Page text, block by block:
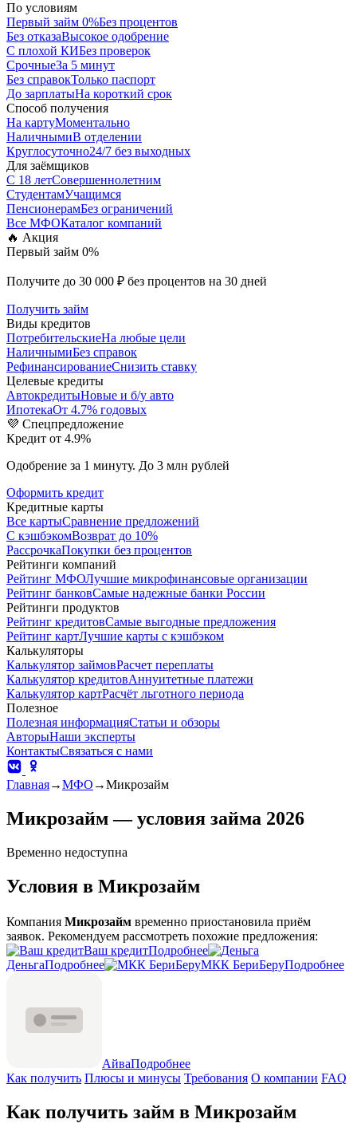
По условиям
Первый займ 0%Без процентов
Без отказаВысокое одобрение
С плохой КИБез проверок
СрочныеЗа 5 минут
Без справокТолько паспорт
До зарплатыНа короткий срок
Способ получения
На картуМоментально
НаличнымиВ отделении
Круглосуточно24/7 без выходных
Для заёмщиков
С 18 летСовершеннолетним
СтудентамУчащимся
ПенсионерамБез ограничений
Все МФОКаталог компаний
🔥 Акция
Первый займ 0%
Получите до 30 000 ₽ без процентов на 30 дней
Получить займ
Виды кредитов
ПотребительскиеНа любые цели
НаличнымиБез справок
РефинансированиеСнизить ставку
Целевые кредиты
АвтокредитыНовые и б/у авто
ИпотекаОт 4.7% годовых
💜 Спецпредложение
Кредит от 4.9%
Одобрение за 1 минуту. До 3 млн рублей
Оформить кредит
Кредитные карты
Все картыСравнение предложений
С кэшбэкомВозврат до 10%
РассрочкаПокупки без процентов
Рейтинги компаний
Рейтинг МФОЛучшие микрофинансовые организации
Рейтинг банковСамые надежные банки России
Рейтинги продуктов
Рейтинг кредитовСамые выгодные предложения
Рейтинг картЛучшие карты с кэшбэком
Калькуляторы
Калькулятор займовРасчет переплаты
Калькулятор кредитовАннуитетные платежи
Калькулятор картРасчёт льготного периода
Полезное
Полезная информацияСтатьи и обзоры
АвторыНаши эксперты
КонтактыСвязаться с нами
Главная→МФО →Микрозайм
Микрозайм — условия займа 2026
Временно недоступна
Условия в Микрозайм
Компания Микрозайм временно приостановила приём
заявок. Рекомендуем рассмотреть похожие предложения:
Ваш кредитПодробнее
ДеньгаПодробнее МКК БериБеруПодробнее
АйваПодробнее
Как получить Плюсы и минусы Требования О компании FAQ
Как получить займ в Микрозайм